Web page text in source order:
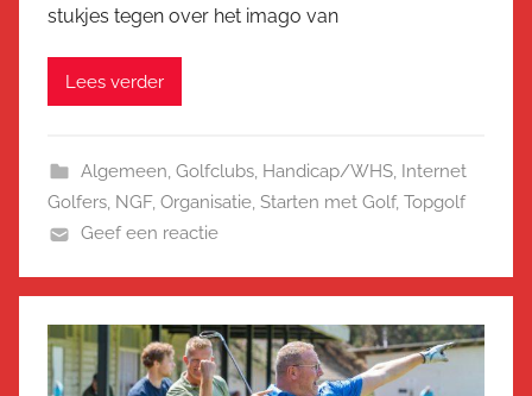
stukjes tegen over het imago van
Lees verder
Algemeen, Golfclubs, Handicap/WHS, Internet
Golfers, NGF, Organisatie, Starten met Golf, Topgolf
Geef een reactie